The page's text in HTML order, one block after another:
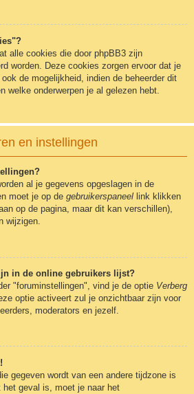
alle cookies die door phpBB3 zijn
worden. Deze cookies zorgen ervoor dat je
de mogelijkheid, indien de beheerder dit
welke onderwerpen je al gelezen hebt.
en instellingen
al je gegevens opgeslagen in de
moet je op de gebruikerspaneel link klikken
op de pagina, maar dit kan verschillen),
wijzigen.
in de online gebruikers lijst?
"foruminstellingen", vind je de optie Verberg
optie activeert zul je onzichtbaar zijn voor
moderators en jezelf.
gegeven wordt van een andere tijdzone is
geval is, moet je naar het